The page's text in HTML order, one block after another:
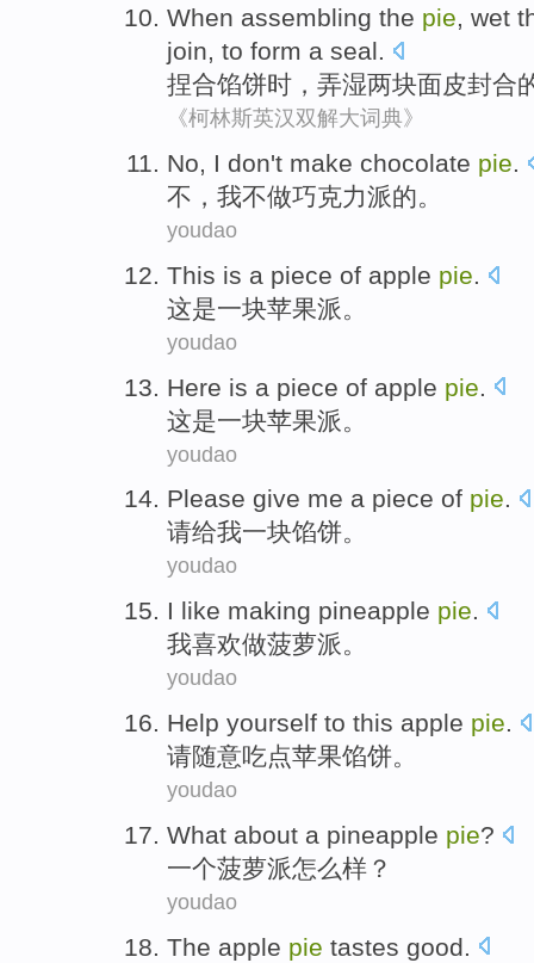
When assembling the pie, wet
join, to form a seal.
捏合馅饼时 ， 弄湿两块面皮封合
《柯林斯英汉双解大词典》
No, I don't make chocolate pie.
不 ， 我不做巧克力派的。
youdao
This is a piece of apple pie.
这是一块苹果派。
youdao
Here is a piece of apple pie
这是一块苹果派 。
youdao
Please give me a piece of pie.
请给我一块馅饼。
youdao
I like making pineapple pie.
我喜欢做菠萝派。
youdao
Help yourself to this apple pie.
请随意吃点苹果馅饼。
youdao
What about a pineapple pie?
一个菠萝派怎么样？
youdao
The apple pie tastes good